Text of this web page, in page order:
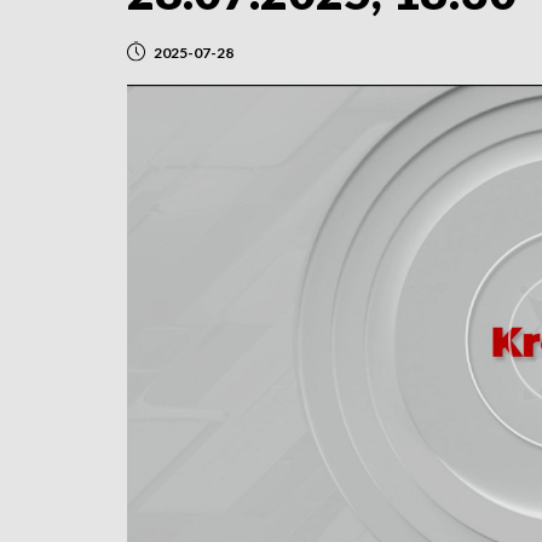
2025-07-28